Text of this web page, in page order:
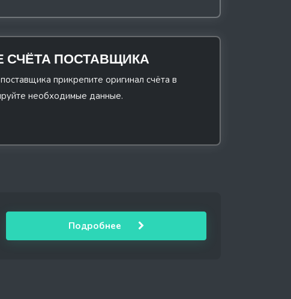
СЧЁТА ПОСТАВЩИКА
прикрепите оригинал счёта в
необходимые данные.
Подробнее